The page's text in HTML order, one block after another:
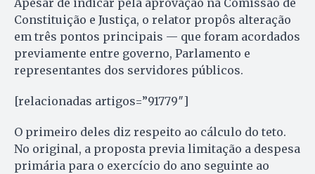
Apesar de indicar pela aprovação na Comissão de
Constituição e Justiça, o relator propôs alteração
em três pontos principais — que foram acordados
previamente entre governo, Parlamento e
representantes dos servidores públicos.
[relacionadas artigos=”91779″]
O primeiro deles diz respeito ao cálculo do teto.
No original, a proposta previa limitação a despesa
primária para o exercício do ano seguinte ao